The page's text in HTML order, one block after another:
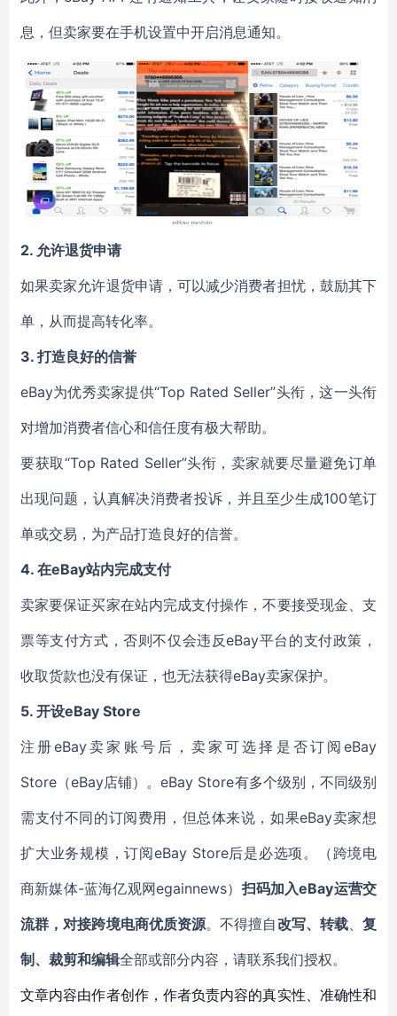
息，但卖家要在手机设置中开启消息通知。
2. 允许退货申请
如果卖家允许退货申请，可以减少消费者担忧，鼓励其下
单，从而提高转化率。
3. 打造良好的信誉
eBay为优秀卖家提供“Top Rated Seller”头衔，这一头衔
对增加消费者信心和信任度有极大帮助。
要获取“Top Rated Seller”头衔，卖家就要尽量避免订单
出现问题，认真解决消费者投诉，并且至少生成100笔订
单或交易，为产品打造良好的信誉。
4. 在eBay站内完成支付
卖家要保证买家在站内完成支付操作，不要接受现金、支
票等支付方式，否则不仅会违反eBay平台的支付政策，
收取货款也没有保证，也无法获得eBay卖家保护。
5. 开设eBay Store
注册eBay卖家账号后，卖家可选择是否订阅eBay
Store（eBay店铺）。eBay Store有多个级别，不同级别
需支付不同的订阅费用，但总体来说，如果eBay卖家想
扩大业务规模，订阅eBay Store后是必选项。（跨境电
商新媒体-蓝海亿观网egainnews）扫码加入eBay运营交
流群，对接跨境电商优质资源。不得擅自改写、转载、复
制、裁剪和编辑全部或部分内容，请联系我们授权。
文章内容由作者创作，作者负责内容的真实性、准确性和